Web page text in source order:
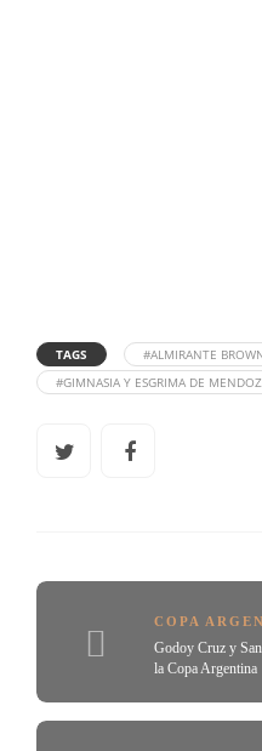
TAGS
#ALMIRANTE
#GIMNASIA Y ESGRIMA DE
COPA
Godoy Cruz y
la Copa Argentina